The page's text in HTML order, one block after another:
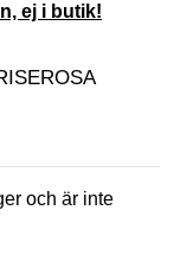
ej i butik!
och är inte